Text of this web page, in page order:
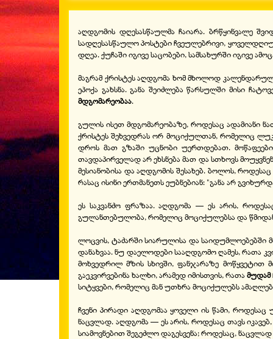
აღდგომის დღესასწაულმა ჩაიარა. ბრწყინვალე
სადღესასწაულო პოსტები ჩვეულებრივი,
დღეა. ქუჩაში იგივე საცობები, სამსახურში იგივე
მაგრამ ქრისტეს აღდგომა ხომ მხოლოდ
ეპოქა გახსნა. განა შეიძლება წარსულში მისი
მდგომარეობაა.
გულის ისეთ მდგომარეობაზე, როდესაც ადამიანი
ქრისტეს შეხვედრას ორ მოციქულთან, რომელიც
დროს მათ გზაში უცნობი უერთდებათ. მოწაფეები
თავდაპირველად არ ეხსნება მათ და სთხოვს
მესიანობისა და აღდგომის შესახებ. ბოლოს,
რასაც ისინი ერთმანეთს ეუბნებიან: "განა არ
ეს საკვანძო ფრაზაა. აღდგომა — ეს არის,
გულანთებულობა, რომელიც მოციქულებსა და
ლოცვის, ტაძარში სიარულისა და
დანახვაა. ნუ დაელოდები სააღდგომო ღამეს, რათა
მოხვედრილ მზის სხივში, ფანჯარაზე მოწყვეტით
გაეკვირვებინა ხალხი, არამედ იმისთვის, რათამუდამ
სიტყვები, რომელიც მან უთხრა მოციქულებს
ჩვენი პირადი აღდგომაა ყოველი ის წამი,
ნაცვლად. აღდგომა — ეს არის, როდესაც თავს
სიამოვნებით შეგეძლო დაგესვენა; როდესაც,